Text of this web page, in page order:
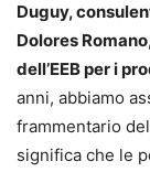
Duguy,
Dolores
dell’EEB per i
anni, abbiamo
frammentario
significa che le